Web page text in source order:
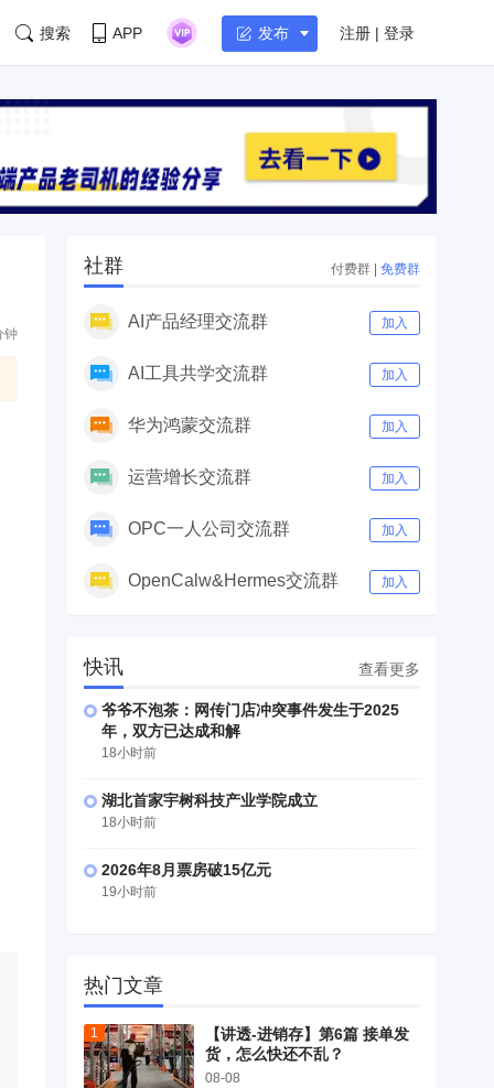
搜索 APP 发布 注册 | 登录
钟
社群 付费群 | 免费群
AI产品经理交流群 加入
AI工具共学交流群 加入
华为鸿蒙交流群 加入
运营增长交流群 加入
OPC一人公司交流群 加入
OpenCalw&Hermes交流群 加入
快讯 查看更多
爷爷不泡茶：网传门店冲突事件发生于2025
年，双方已达成和解
18小时前
湖北首家宇树科技产业学院成立
18小时前
2026年8月票房破15亿元
19小时前
热门文章
【讲透-进销存】第6篇 接单发
货，怎么快还不乱？
08-08